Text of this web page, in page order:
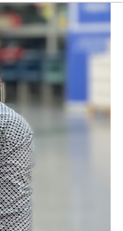
ESS
Archives